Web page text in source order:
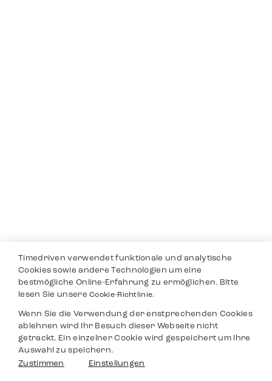
Timedriven verwendet funktionale und analytische
Cookies sowie andere Technologien um eine
bestmögliche Online-Erfahrung zu ermöglichen. Bitte
lesen Sie unsereCookie-Richtlinie.
Wenn Sie die Verwendung der enstprechenden Cookies
ablehnen wird Ihr Besuch dieser Webseite nicht
getrackt. Ein einzelner Cookie wird gespeichert um Ihre
Auswahl zu speichern.
Zustimmen
Einstellungen